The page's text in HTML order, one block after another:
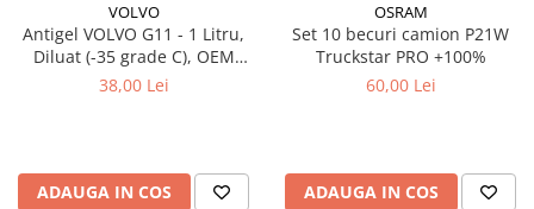
VOLVO
Antigel VOLVO G11 - 1 Litru,
Diluat (-35 grade C), OEM
(Culoare Verde)
38,00 Lei
ADAUGA IN COS
OSRAM
Set 10 becuri camion P21W
Truckstar PRO +100%
60,00 Lei
ADAUGA IN COS